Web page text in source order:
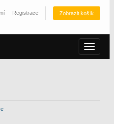
Registrace Zobrazit košík